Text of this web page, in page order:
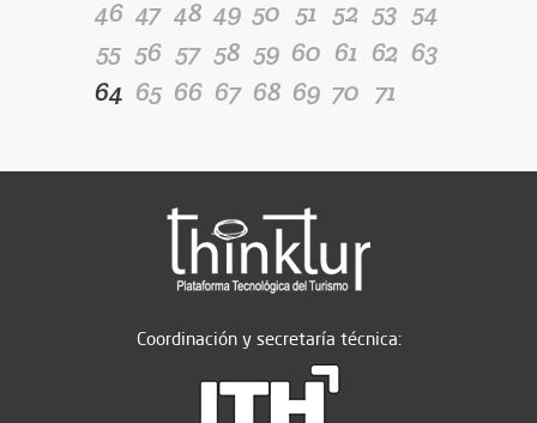
46 47 48 49 50 51 52 53 54
55 56 57 58 59 60 61 62 63
64 65 66 67 68 69 70 71
Coordinación y secretaría técnica: